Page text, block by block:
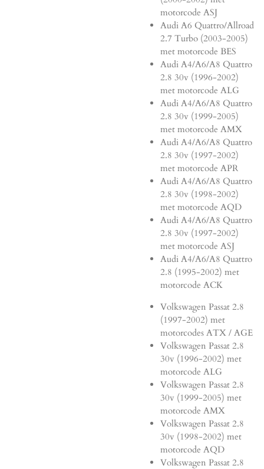
motorcode ASJ
Audi A6 Quattro/Allroad
2.7 Turbo (2003-2005)
met motorcode BES
Audi A4/A6/A8 Quattro
2.8 30v (1996-2002)
met motorcode ALG
Audi A4/A6/A8 Quattro
2.8 30v (1999-2005)
met motorcode AMX
Audi A4/A6/A8 Quattro
2.8 30v (1997-2002)
met motorcode APR
Audi A4/A6/A8 Quattro
2.8 30v (1998-2002)
met motorcode AQD
Audi A4/A6/A8 Quattro
2.8 30v (1997-2002)
met motorcode ASJ
Audi A4/A6/A8 Quattro
2.8 (1995-2002) met
motorcode ACK
Volkswagen Passat 2.8
(1997-2002) met
motorcodes ATX / AGE
Volkswagen Passat 2.8
30v (1996-2002) met
motorcode ALG
Volkswagen Passat 2.8
30v (1999-2005) met
motorcode AMX
Volkswagen Passat 2.8
30v (1998-2002) met
motorcode AQD
Volkswagen Passat 2.8